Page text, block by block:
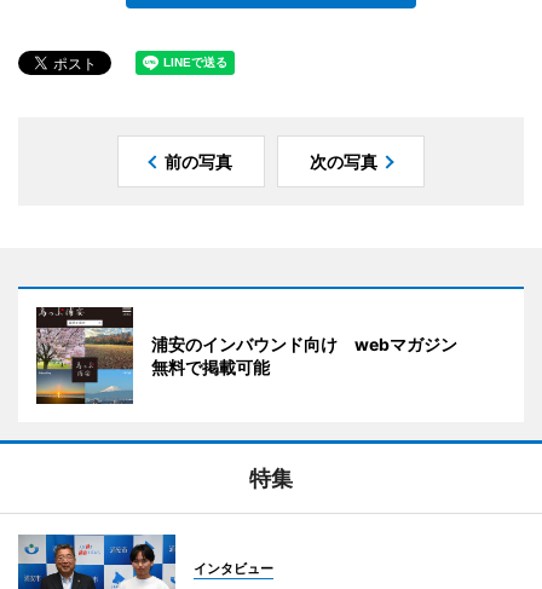
前の写真 次の写真
浦安のインバウンド向け webマガジン
無料で掲載可能
特集
インタビュー